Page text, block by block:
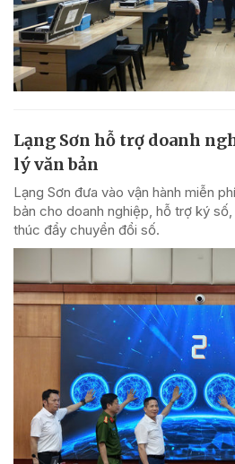
Lạng Sơn hỗ trợ doanh
lý văn bản
Lạng Sơn đưa vào vận hành miễn
bản cho doanh nghiệp, hỗ trợ ký
thúc đẩy chuyển đổi số.